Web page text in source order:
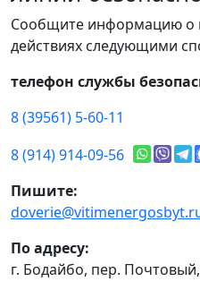
Сообщите информацию о
действиях следующими
телефон службы
8 (39561) 5-60-11
8 (914) 914-09-56
Пишите:
По адресу:
г. Бодайбо, пер.